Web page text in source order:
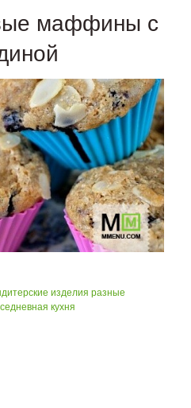
маффины с
изделия разные
кухня